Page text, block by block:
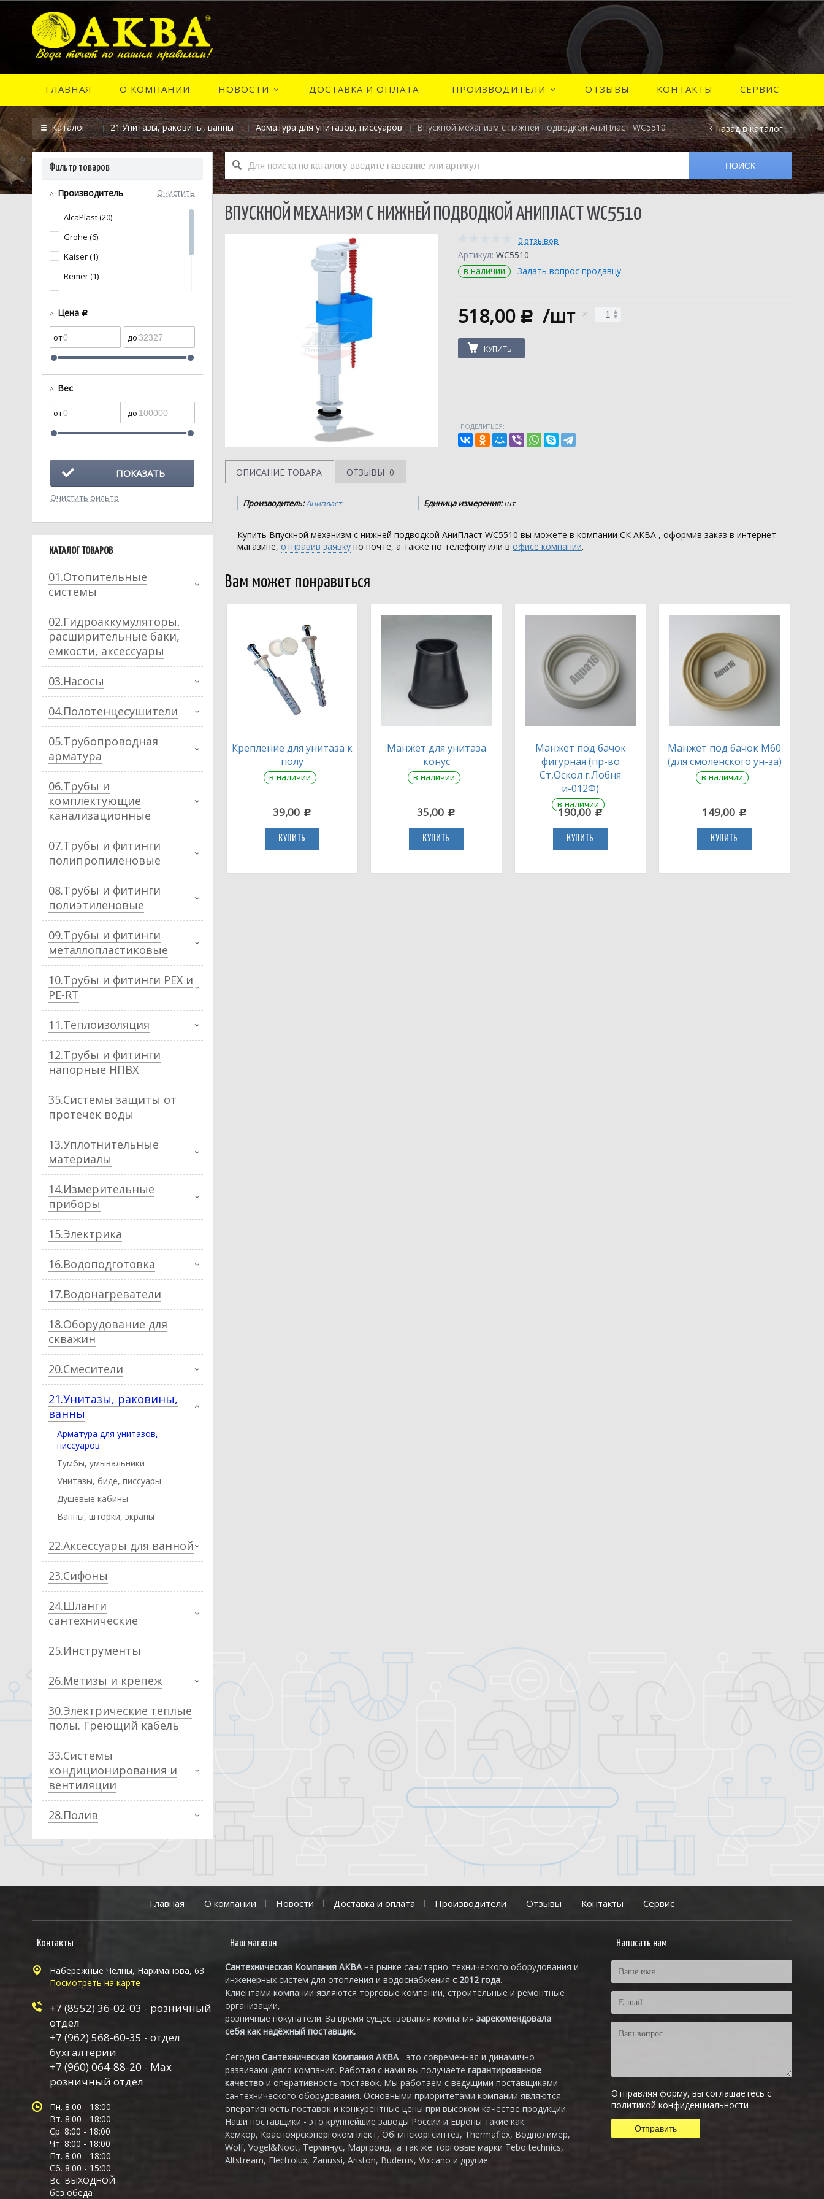
ГЛАВНАЯ О КОМПАНИИ НОВОСТИ ДОСТАВКА И ОПЛАТА ПРОИЗВОДИТЕЛИ ОТЗЫВЫ КОНТАКТЫ СЕРВИС
Каталог 21.Унитазы, раковины, ванны Арматура для унитазов, писсуаров Впускной механизм с нижней подводкой АниПласт WC5510 назад в каталог
Фильтр товаров
Производитель Очистить
AlcaPlast (20)
Grohe (6)
Kaiser (1)
Remer (1)
Анипласт (17)
Кировская
керамика (1)
Цена c
Вес
ПОКАЗАТЬ
Очистить фильтр
КАТАЛОГ ТОВАРОВ
01.Отопительные
системы
02.Гидроаккумуляторы,
расширительные баки,
емкости, аксессуары
03.Насосы
04.Полотенцесушители
05.Трубопроводная
арматура
06.Трубы и
комплектующие
канализационные
07.Трубы и фитинги
полипропиленовые
08.Трубы и фитинги
полиэтиленовые
09.Трубы и фитинги
металлопластиковые
10.Трубы и фитинги PEX и
PE-RT
11.Теплоизоляция
12.Трубы и фитинги
напорные НПВХ
35.Системы защиты от
протечек воды
13.Уплотнительные
материалы
14.Измерительные
приборы
15.Электрика
16.Водоподготовка
17.Водонагреватели
18.Оборудование для
скважин
20.Смесители
21.Унитазы, раковины,
ванны
Арматура для унитазов,
писсуаров
Тумбы, умывальники
Унитазы, биде, писcуары
Душевые кабины
Ванны, шторки, экраны
22.Аксессуары для ванной
23.Сифоны
24.Шланги
сантехнические
25.Инструменты
26.Метизы и крепеж
30.Электрические теплые
полы. Греющий кабель
33.Системы
кондиционирования и
вентиляции
28.Полив
ВПУСКНОЙ МЕХАНИЗМ С НИЖНЕЙ ПОДВОДКОЙ АНИПЛАСТ WC5510
0 отзывов
Артикул: WC5510
в наличии
Задать вопрос продавцу
518,00 c /шт
КУПИТЬ
ПОДЕЛИТЬСЯ:
ОПИСАНИЕ ТОВАРА ОТЗЫВЫ 0
Производитель:Анипласт Единица измерения:шт
Купить Впускной механизм с нижней подводкой АниПласт WC5510 вы можете в компании СК АКВА , оформив заказ в интернет
магазине, отправив заявку по почте, а также по телефону или в офисе компании.
Вам может понравиться
Крепление для унитаза к
полу
в наличии
39,00 c
КУПИТЬ
Манжет для унитаза
конус
в наличии
35,00 c
КУПИТЬ
Манжет под бачок
фигурная (пр-во
Ст,Оскол г.Лобня
и-012Ф)
в наличии
190,00c
КУПИТЬ
Манжет под бачок М60
(для смоленского ун-за)
в наличии
149,00 c
КУПИТЬ
Главная О компании Новости Доставка и оплата Производители Отзывы Контакты Сервис
Контакты
Набережные Челны, Нариманова, 63
Посмотреть на карте
+7 (8552) 36-02-03 - розничный
отдел
+7 (962) 568-60-35 - отдел
бухгалтерии
+7 (960) 064-88-20 - Max
розничный отдел
Пн. 8:00 - 18:00
Вт. 8:00 - 18:00
Ср. 8:00 - 18:00
Чт. 8:00 - 18:00
Пт. 8:00 - 18:00
Сб. 8:00 - 15:00
Вс. ВЫХОДНОЙ
без обеда
Наш магазин
Сантехническая Компания АКВАна рынке санитарно-технического оборудования и
инженерных систем для отопления и водоснабжения с 2012 года.
Клиентами компании являются торговые компании, строительные и ремонтные
организации,
розничные покупатели. За время существования компания зарекомендовала
себя как надёжный поставщик.
Сегодня Сантехническая Компания АКВА - это современная и динамично
развивающаяся компания. Работая с нами вы получаете гарантированное
качество и оперативность поставок. Мы работаем с ведущими поставщиками
сантехнического оборудования. Основными приоритетами компании являются
оперативность поставок и конкурентные цены при высоком качестве продукции.
Наши поставщики - это крупнейшие заводы России и Европы такие как:
Хемкор, Красноярскэнергокомплект, Обнинскоргсинтез, Thermaflex, Водполимер,
Wolf, Vogel&Noot, Терминус, Маргроид, а так же торговые марки Tebo technics,
Altstream, Electrolux, Zanussi, Ariston, Buderus, Volcano и другие.
Написать нам
Отправляя форму, вы соглашаетесь с
политикой конфиденциальности